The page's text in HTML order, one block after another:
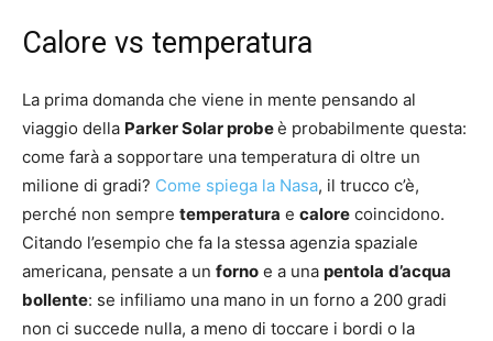
Calore vs temperatura
La prima domanda che viene in mente pensando al
viaggio della Parker Solar probeè probabilmente questa:
come farà a sopportare una temperatura di oltre un
milione di gradi? Come spiega la Nasa, il trucco c’è,
perché non sempre temperatura e calore coincidono.
Citando l’esempio che fa la stessa agenzia spaziale
americana, pensate a un forno e a una pentola d’acqua
bollente: se infiliamo una mano in un forno a 200 gradi
non ci succede nulla, a meno di toccare i bordi o la